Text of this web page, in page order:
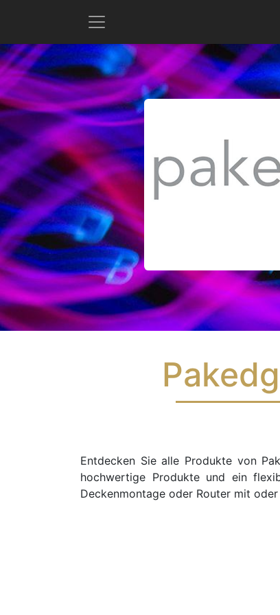
Entdecken Sie alle Produkte von
hochwertige Produkte und ein
Deckenmontage oder Router mit oder